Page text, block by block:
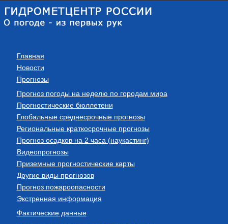
Главная
Новости
Прогнозы
Прогноз погоды на неделю по городам мира
Прогностические бюллетени
Глобальные среднесрочные прогнозы
Региональные краткосрочные прогнозы
Прогноз осадков на 2 часа (наукастинг)
Видеопрогнозы
Приземные прогностические карты
Другие виды прогнозов
Прогноз пожароопасности
Экстренная информация
Фактические данные